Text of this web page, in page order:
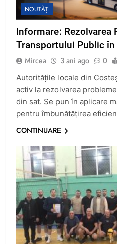
NOUTĂȚI
Informare: Rezolvarea
Transportului Public în
Mircea 3 ani ago 0
Autoritățile locale din
activ la rezolvarea
din sat. Se pun în aplicare
pentru îmbunătățirea
CONTINUARE